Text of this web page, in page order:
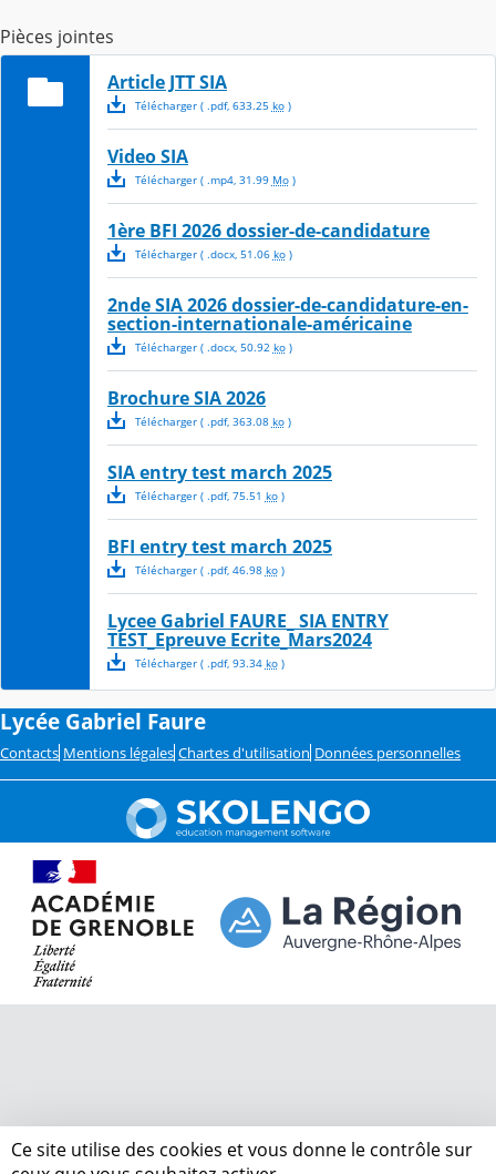
Pièces jointes
Article JTT SIA
Télécharger( .pdf, 633.25 ko)
Video SIA
Télécharger( .mp4, 31.99 Mo)
1ère BFI 2026 dossier-de-candidature
Télécharger( .docx, 51.06 ko)
2nde SIA 2026 dossier-de-candidature-en-
section-internationale-américaine
Télécharger( .docx, 50.92 ko)
Brochure SIA 2026
Télécharger( .pdf, 363.08 ko)
SIA entry test march 2025
Télécharger( .pdf, 75.51 ko)
BFI entry test march 2025
Télécharger( .pdf, 46.98 ko)
Lycee Gabriel FAURE_ SIA ENTRY
TEST_Epreuve Ecrite_Mars2024
Télécharger( .pdf, 93.34 ko)
Lycée Gabriel Faure
Contacts Mentions légales Chartes d'utilisation Données personnelles
Ce site utilise des cookies et vous donne le contrôle sur